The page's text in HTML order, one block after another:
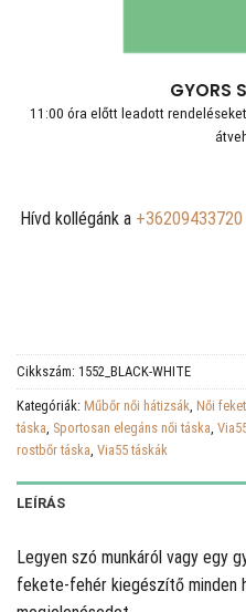
GYORS
11:00 óra előtt leadott
Hívd kollégánk a +36209433720
Cikkszám: 1552_BLACK-WHITE
Kategóriák: Műbőr női hátizsák, Női
táska, Sportosan elegáns női táska,
rostbőr táska, Via55 táskák
LEÍRÁS
Legyen szó munkáról vagy egy
fekete-fehér kiegészítő minden